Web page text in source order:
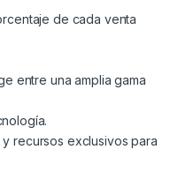
de cada venta
entre una amplia gama
recursos exclusivos para